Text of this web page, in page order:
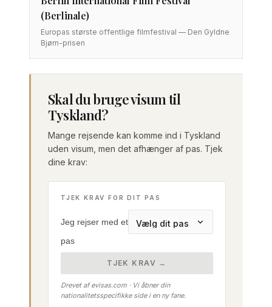
(Berlinale)
Europas største offentlige filmfestival — Den Gyldne
Bjørn-prisen
Skal du bruge visum til
Tyskland?
Mange rejsende kan komme ind i Tyskland
uden visum, men det afhænger af pas. Tjek
dine krav:
TJEK KRAV FOR DIT PAS
Jeg rejser med et
pas
TJEK KRAV →
Drevet af evisas.com · Vi åbner din
nationalitetsspecifikke side i en ny fane.